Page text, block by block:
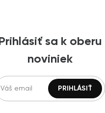
Prihlásiť sa k oberu
noviniek